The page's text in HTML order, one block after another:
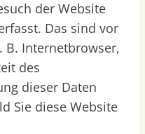
der Website
Das sind vor
B. Internetbrowser,
des
dieser Daten
Sie diese Website